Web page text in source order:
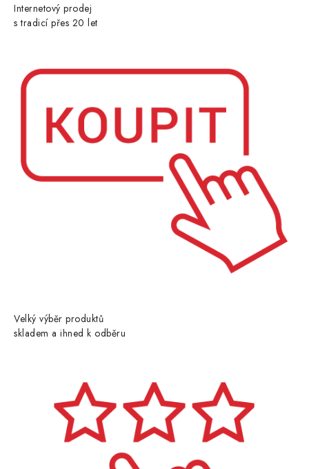
Internetový prodej
s tradicí přes 20 let
Velký výběr produktů
skladem a ihned k odběru